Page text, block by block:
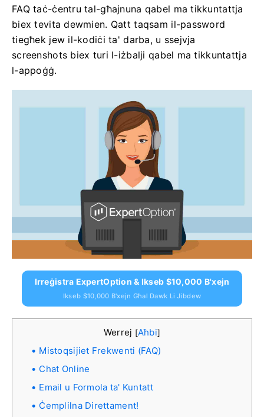
FAQ taċ-ċentru tal-għajnuna qabel ma tikkuntattja
biex tevita dewmien. Qatt taqsam il-password
tiegħek jew il-kodiċi ta' darba, u ssejvja
screenshots biex turi l-iżbalji qabel ma tikkuntattja
l-appoġġ.
Irreġistra ExpertOption & Ikseb $10,000 B'xejn
Ikseb $10,000 B'xejn Għal Dawk Li Jibdew
Werrej [Aħbi]
Mistoqsijiet Frekwenti (FAQ)
Chat Online
Email u Formola ta' Kuntatt
Ċemplilna Direttament!